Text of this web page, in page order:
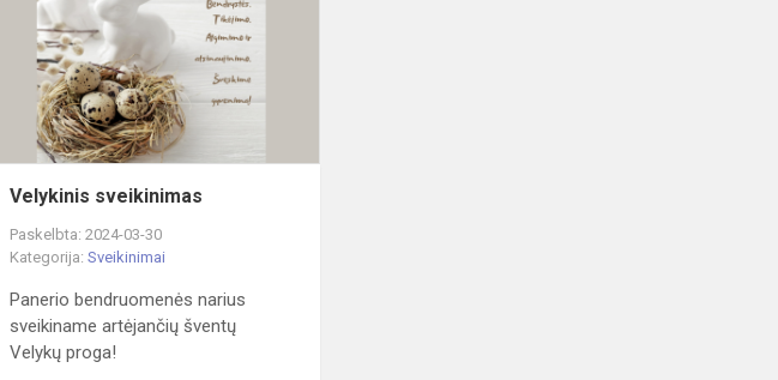
Velykinis sveikinimas
Paskelbta: 2024-03-30
Kategorija:Sveikinimai
Panerio bendruomenės narius
sveikiname artėjančių šventų
Velykų proga!